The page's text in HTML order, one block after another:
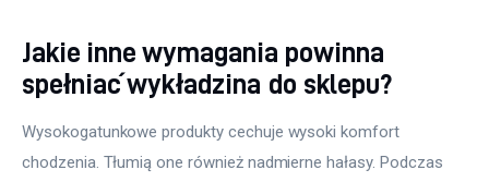
Jakie inne wymagania powinna
spełniać wykładzina do sklepu?
Wysokogatunkowe produkty cechuje wysoki komfort
chodzenia. Tłumią one również nadmierne hałasy. Podczas